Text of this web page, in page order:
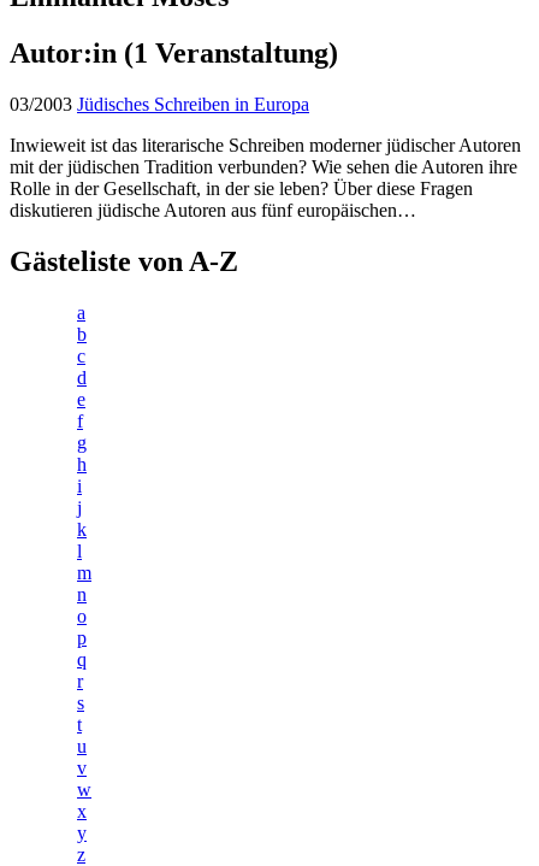
Autor:in (1 Veranstaltung)
03/2003 Jüdisches Schreiben in Europa
Inwieweit ist das literarische Schreiben moderner jüdischer Autoren
mit der jüdischen Tradition verbunden? Wie sehen die Autoren ihre
Rolle in der Gesellschaft, in der sie leben? Über diese Fragen
diskutieren jüdische Autoren aus fünf europäischen…
Gästeliste von A-Z
a
b
c
d
e
f
g
h
i
j
k
l
m
n
o
p
q
r
s
t
u
v
w
x
y
z